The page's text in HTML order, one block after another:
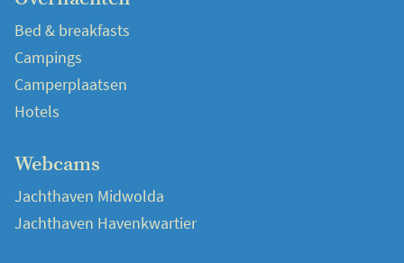
Bed & breakfasts
Campings
Camperplaatsen
Hotels
Webcams
Jachthaven Midwolda
Jachthaven Havenkwartier